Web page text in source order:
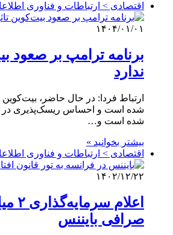
اقتصادی > ارتباطات و فناوری
۱۴۰۴/۰۱/۰۱
برنامه ترامپ بر صعود
ندارد
ارتباط فردا: در حال حاضر،
شده است و احساس ریسک‌پذیری در
شده است و…
بیشتر بخوانید »
اقتصادی > ارتباطات و فناوری
۱۴۰۲/۱۲/۲۲
صرافی بایننس